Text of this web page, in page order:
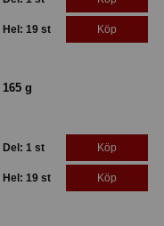
Hel: 19 st Köp
g
Del: 1 st Köp
Hel: 19 st Köp